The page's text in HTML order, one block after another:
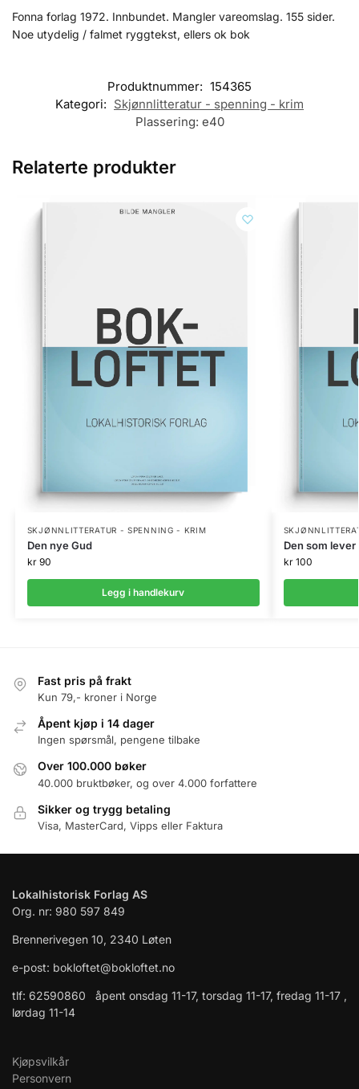
Fonna forlag 1972. Innbundet. Mangler vareomslag. 155 sider.
Noe utydelig / falmet ryggtekst, ellers ok bok
Produktnummer: 154365
Kategori: Skjønnlitteratur - spenning - krim
Plassering: e40
Relaterte produkter
SKJØNNLITTERATUR - SPENNING - KRIM
Den nye Gud
kr90
Legg i handlekurv
Den som
kr100
Fast pris på frakt
Kun 79,- kroner i Norge
Åpent kjøp i 14 dager
Ingen spørsmål, pengene tilbake
Over 100.000 bøker
40.000 bruktbøker, og over 4.000 forfattere
Sikker og trygg betaling
Visa, MasterCard, Vipps eller Faktura
Lokalhistorisk Forlag AS
Org. nr: 980 597 849
Brennerivegen 10, 2340 Løten
e-post: bokloftet@bokloftet.no
tlf: 62590860 åpent onsdag 11-17, torsdag 11-17, fredag 11-17 ,
lørdag 11-14
Kjøpsvilkår
Personvern